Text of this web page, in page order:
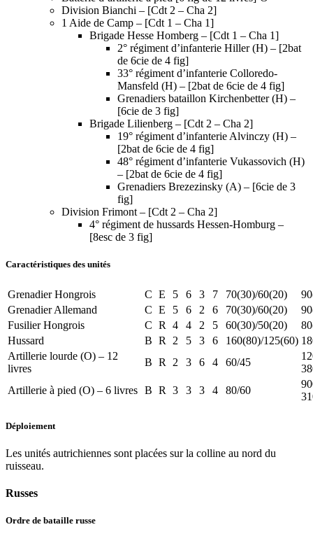
Division Bianchi – [Cdt 2 – Cha 2]
1 Aide de Camp – [Cdt 1 – Cha 1]
Brigade Hesse Homberg – [Cdt 1 – Cha 1]
2° régiment d’infanterie Hiller (H) – [2bat
de 6cie de 4 fig]
33° régiment d’infanterie Colloredo-
Mansfeld (H) – [2bat de 6cie de 4 fig]
Grenadiers bataillon Kirchenbetter (H) –
[6cie de 3 fig]
Brigade Lilienberg – [Cdt 2 – Cha 2]
19° régiment d’infanterie Alvinczy (H) –
[2bat de 6cie de 4 fig]
48° régiment d’infanterie Vukassovich (H)
– [2bat de 6cie de 4 fig]
Grenadiers Brezezinsky (A) – [6cie de 3
fig]
Division Frimont – [Cdt 2 – Cha 2]
4° régiment de hussards Hessen-Homburg –
[8esc de 3 fig]
Caractéristiques des unités
Grenadier Hongrois C E 5 6 3 7 70(30)/60(20)
Grenadier Allemand
C E 5 6 2 6 70(30)/60(20)
Fusilier Hongrois
C R 4 4 2 5 60(30)/50(20)
Hussard
B R 2 5 3 6 160(80)/125(60)
Artillerie lourde (O) – 12
livres
B R 2 3 6 4 60/45
Artillerie à pied (O) – 6 livres B R 3 3 3 4 80/60
Déploiement
Les unités autrichiennes sont placées sur la colline au nord du
ruisseau.
Russes
Ordre de bataille russe